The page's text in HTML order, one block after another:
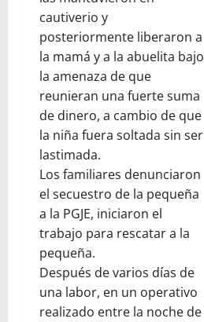
cautiverio y
posteriormente liberaron a
la mamá y a la abuelita bajo
la amenaza de que
reunieran una fuerte suma
de dinero, a cambio de que
la niña fuera soltada sin ser
lastimada.
Los familiares denunciaron
el secuestro de la pequeña
a la PGJE, iniciaron el
trabajo para rescatar a la
pequeña.
Después de varios días de
una labor, en un operativo
realizado entre la noche de